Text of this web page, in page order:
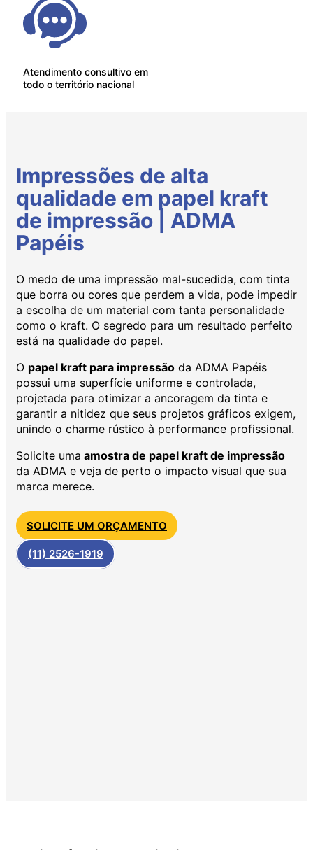
Atendimento consultivo em
todo o território nacional
Impressões de alta
qualidade em papel kraft
de impressão | ADMA
Papéis
O medo de uma impressão mal-sucedida, com tinta
que borra ou cores que perdem a vida, pode impedir
a escolha de um material com tanta personalidade
como o kraft. O segredo para um resultado perfeito
está na qualidade do papel.
O papel kraft para impressão da ADMA Papéis
possui uma superfície uniforme e controlada,
projetada para otimizar a ancoragem da tinta e
garantir a nitidez que seus projetos gráficos exigem,
unindo o charme rústico à performance profissional.
Solicite uma amostra de papel kraft de impressão
da ADMA e veja de perto o impacto visual que sua
marca merece.
SOLICITE UM ORÇAMENTO
(11) 2526-1919